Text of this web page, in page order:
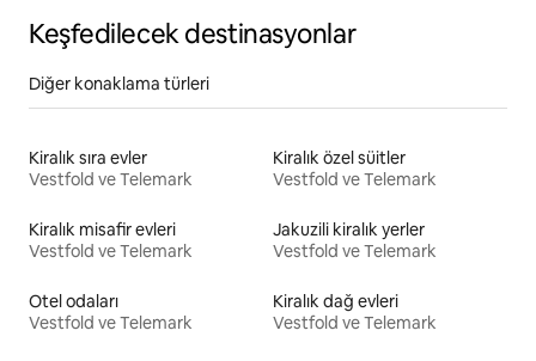
Keşfedilecek destinasyonlar
Diğer konaklama türleri
Kiralık sıra evler
Vestfold ve Telemark
Kiralık özel süitler
Vestfold ve Telemark
Kiralık misafir evleri
Vestfold ve Telemark
Jakuzili kiralık yerler
Vestfold ve Telemark
Otel odaları
Vestfold ve Telemark
Kiralık dağ evleri
Vestfold ve Telemark